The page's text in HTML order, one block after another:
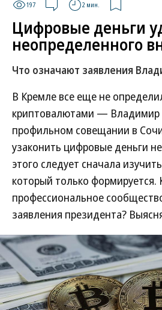
197 2 мин.
Цифровые деньги
неопределенного
Что означают заявления
В Кремле все еще не
криптовалютами — Владимир
профильном совещании в
узаконить цифровые деньги
этого следует сначала
который только формируется.
профессиональное
заявления президента?